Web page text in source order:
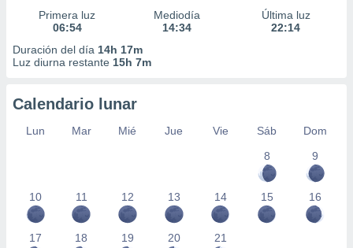
Primera luz
06:54
Mediodía
14:34
Última luz
22:14
Duración del día 14h 17m
Luz diurna restante 15h 7m
Calendario lunar
Lun Mar Mié Jue Vie Sáb
Dom
8
9
10 11 12 13 14 15 16
17 18 19 20 21